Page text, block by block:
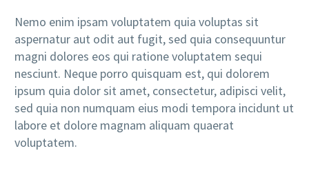
Nemo enim ipsam voluptatem quia voluptas sit
aspernatur aut odit aut fugit, sed quia consequuntur
magni dolores eos qui ratione voluptatem sequi
nesciunt. Neque porro quisquam est, qui dolorem
ipsum quia dolor sit amet, consectetur, adipisci velit,
sed quia non numquam eius modi tempora incidunt ut
labore et dolore magnam aliquam quaerat
voluptatem.